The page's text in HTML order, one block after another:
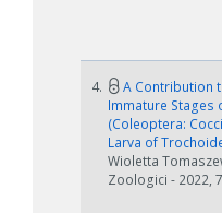
4.
A Contribution
Immature Stages
(Coleoptera:
Larva of
Wioletta
Zoologici - 2022,